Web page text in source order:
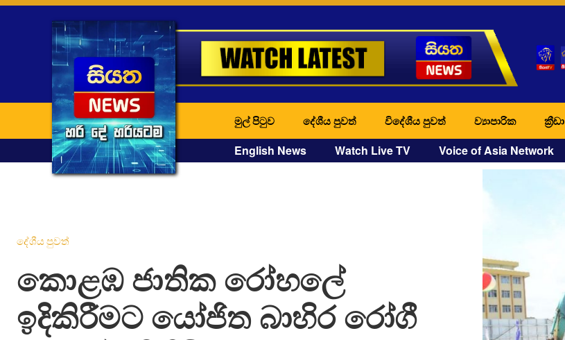
මුල් පිටුව දේශීය පුවත් විදේශීය පුවත් ව්‍යාපාරික ක්‍රීඩා
English News Watch Live TV Voice of Asia Network
දේශීය පුවත්
කොළඹ ජාතික රෝහලේ
ඉදිකිරීමට යෝජිත බාහිර රෝගී